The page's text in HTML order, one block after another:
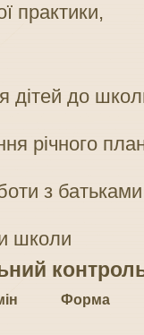
практики,
дітей до
річного
з батьками
школи
Форма